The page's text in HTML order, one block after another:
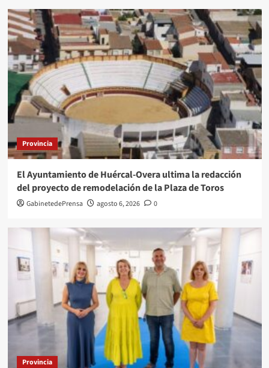
Provincia
El Ayuntamiento de Huércal-Overa ultima la redacción
del proyecto de remodelación de la Plaza de Toros
GabinetedePrensa agosto 6, 2026 0
Provincia